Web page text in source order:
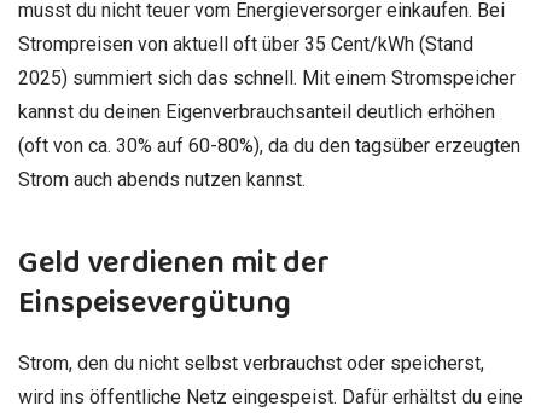
musst du nicht teuer vom Energieversorger einkaufen. Bei
Strompreisen von aktuell oft über 35 Cent/kWh (Stand
2025) summiert sich das schnell. Mit einem Stromspeicher
kannst du deinen Eigenverbrauchsanteil deutlich erhöhen
(oft von ca. 30% auf 60-80%), da du den tagsüber erzeugten
Strom auch abends nutzen kannst.
Geld verdienen mit der
Einspeisevergütung
Strom, den du nicht selbst verbrauchst oder speicherst,
wird ins öffentliche Netz eingespeist. Dafür erhältst du eine